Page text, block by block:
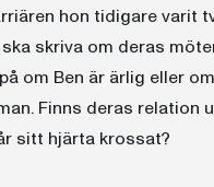
hon tidigare varit
skriva om deras
om Ben är ärlig eller
Finns deras relation
sitt hjärta krossat?